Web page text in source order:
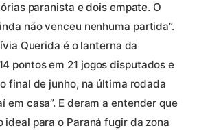
paranista e dois empate. O
não venceu nenhuma partida”.
Querida é o lanterna da
pontos em 21 jogos disputados e
final de junho, na última rodada
em casa”. E deram a entender que
ideal para o Paraná fugir da zona